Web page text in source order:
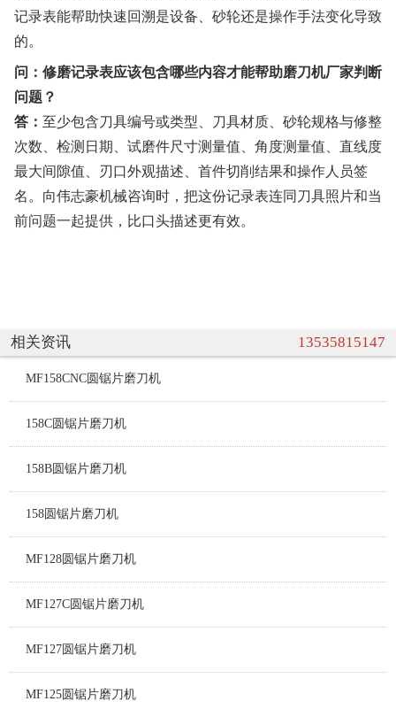
记录表能帮助快速回溯是设备、砂轮还是操作手法变化导致
的。
问：修磨记录表应该包含哪些内容才能帮助磨刀机厂家判断
问题？
答： 至少包含刀具编号或类型、刀具材质、砂轮规格与修整
次数、检测日期、试磨件尺寸测量值、角度测量值、直线度
最大间隙值、刃口外观描述、首件切削结果和操作人员签
名。向伟志豪机械咨询时，把这份记录表连同刀具照片和当
前问题一起提供，比口头描述更有效。
相关资讯 13535815147
MF158CNC圆锯片磨刀机
158C圆锯片磨刀机
158B圆锯片磨刀机
158圆锯片磨刀机
MF128圆锯片磨刀机
MF127C圆锯片磨刀机
MF127圆锯片磨刀机
MF125圆锯片磨刀机